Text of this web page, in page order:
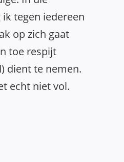
tegen iedereen
op zich gaat
toe respijt
dient te nemen.
echt niet vol.